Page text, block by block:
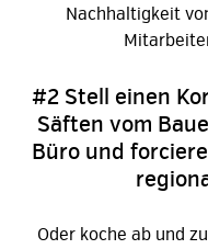
Nachhaltigkeit
#2 Stell einen
Säften vom
Büro und
Oder koche ab und